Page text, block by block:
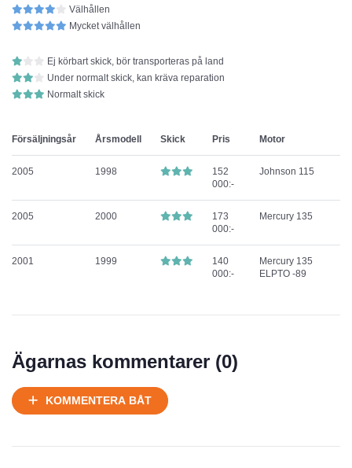
Välhållen
Mycket välhållen
Ej körbart skick, bör transporteras på land
Under normalt skick, kan kräva reparation
Normalt skick
Försäljningsår Årsmodell Skick Pris Motor
2005 1998
152
000:-
Johnson 115
2005 2000
173
000:-
Mercury 135
2001 1999
140
000:-
Mercury 135
ELPTO -89
Ägarnas kommentarer (0)
KOMMENTERA BÅT